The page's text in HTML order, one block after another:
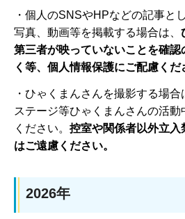
・個人のSNSやHPなどの記事と
写真、動画等を掲載する場合は、
第三者が映っていないことを確
く等、個人情報保護にご配慮くだ
・ひゃくまんさんを撮影する場
ステージ等ひゃくまんさんの活動
ください。 控室や関係者以外立
はご遠慮ください。
2026年